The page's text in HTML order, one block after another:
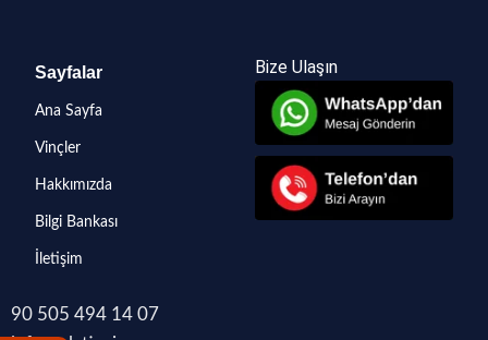
Sayfalar
Ana Sayfa
Vinçler
Hakkımızda
Bilgi Bankası
İletişim
Bize Ulaşın
90 505 494 14 07